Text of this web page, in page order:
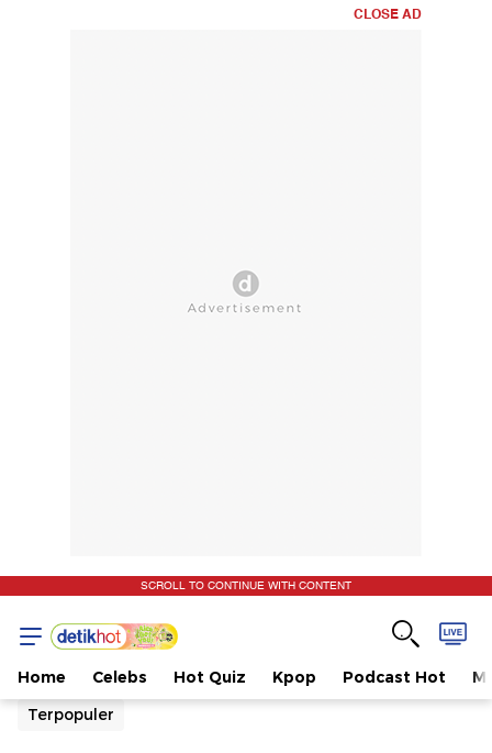
CLOSE AD
SCROLL TO CONTINUE WITH CONTENT
Home Celebs Hot Quiz Kpop Podcast Hot
Terpopuler